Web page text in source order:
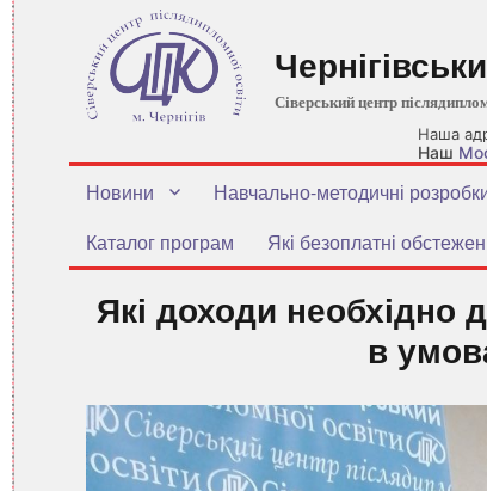
Наша
Наш
Сіверський центр
Новини Навчально-методичні
Каталог програм
Які безоплатні
Які доходи необхідно
в